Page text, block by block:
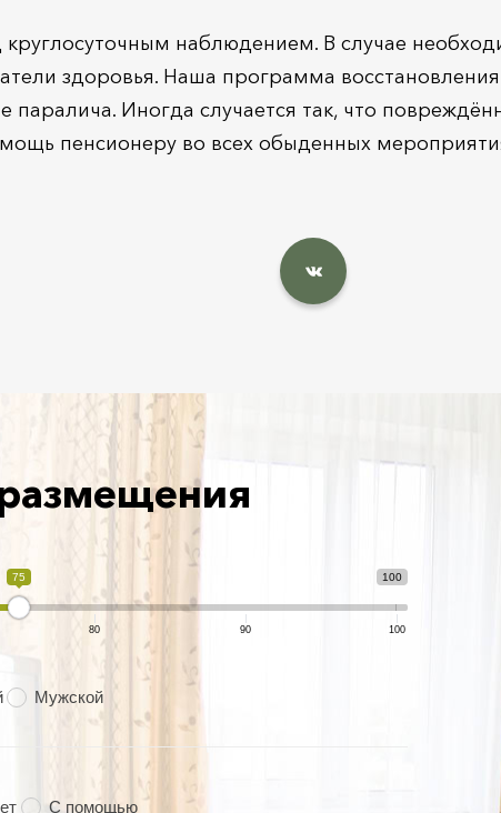
круглосуточным наблюдением. В случае
здоровья. Наша программа
Иногда случается так, что
пенсионеру во всех обыденных